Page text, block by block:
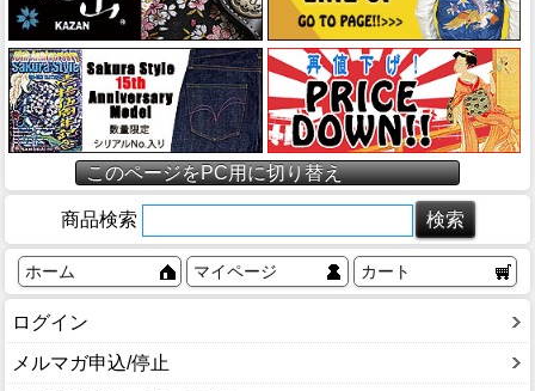
このページをPC用に切り替え
商品検索
ホーム マイページ カート
ログイン
メルマガ申込/停止